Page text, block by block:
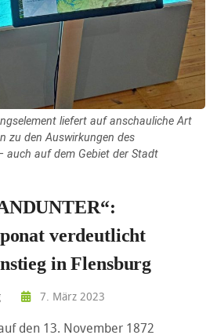
liefert auf anschauliche Art
zu den Auswirkungen des
auch auf dem Gebiet der Stadt
verdeutlicht
in Flensburg
7. März 2023
den 13. November 1872